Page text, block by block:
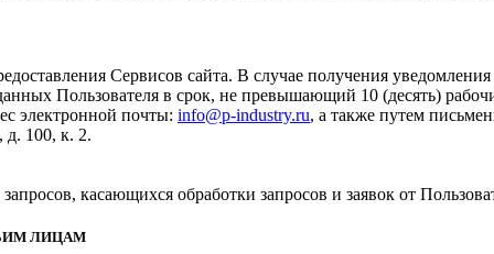
Сервисов сайта. В случае получения уведомления
Пользователя в срок, не превышающий 10 (десять)
электронной почты: info@p-industry.ru, а также путем
100, к. 2.
касающихся обработки запросов и заявок от
ЛИЦАМ